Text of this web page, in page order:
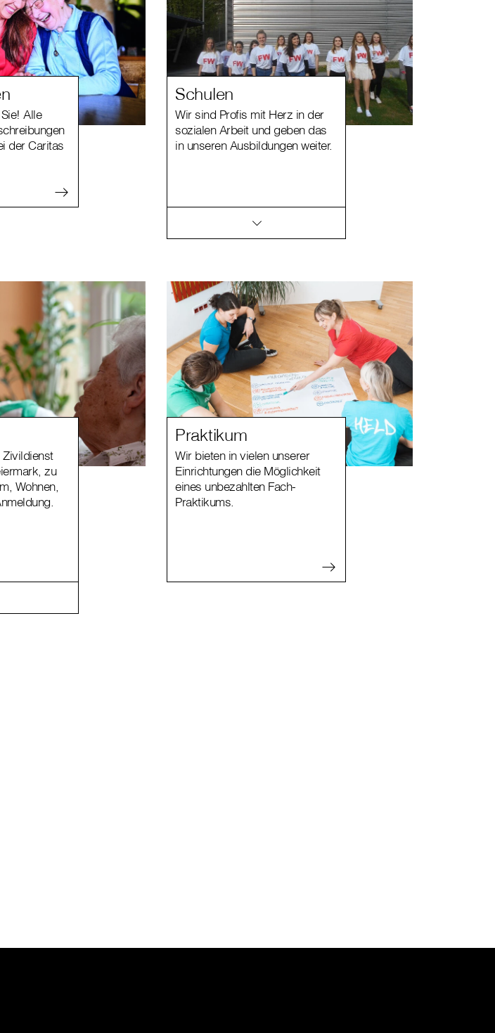
Alle
der Caritas
Schulen
Wir sind Profis mit Herz in der
sozialen Arbeit und geben das
in unseren Ausbildungen weiter.
Zivildienst
zu
Wohnen,
Praktikum
Wir bieten in vielen unserer
Einrichtungen die Möglichkeit
eines unbezahlten Fach-
Praktikums.